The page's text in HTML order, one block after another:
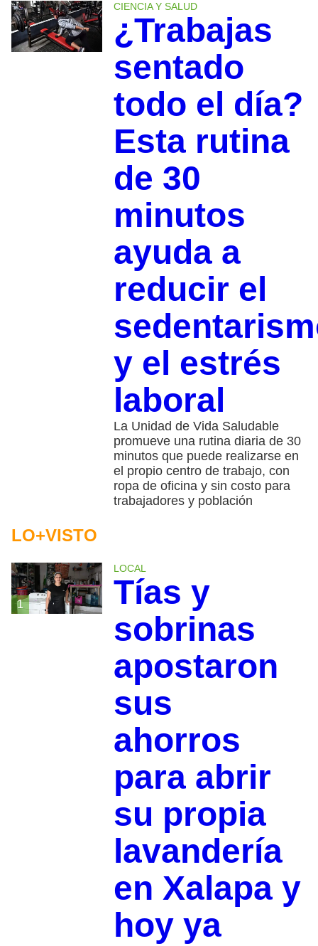
CIENCIA Y SALUD
¿Trabajas
sentado
todo el día?
Esta rutina
de 30
minutos
ayuda a
reducir el
y el estrés
laboral
La Unidad de Vida Saludable
promueve una rutina diaria de 30
minutos que puede realizarse en
el propio centro de trabajo, con
ropa de oficina y sin costo para
trabajadores y población
LO+VISTO
1
LOCAL
Tías y
sobrinas
apostaron
sus
ahorros
para abrir
su propia
lavandería
en Xalapa y
hoy ya